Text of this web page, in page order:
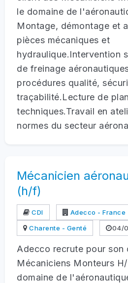
le domaine de
Montage, démontage et
pièces mécaniques et
hydraulique.Intervention
de freinage
procédures qualité,
traçabilité.Lecture de
techniques.Travail en
normes du secteur
Mécanicien
(h/f)
CDI
Adecco - France
Charente - Genté
04/
Adecco recrute pour son
Mécaniciens Monteurs
domaine de